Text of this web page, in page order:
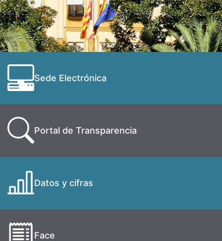
Sede Electrónica
Portal de Transparencia
Datos y cifras
Face